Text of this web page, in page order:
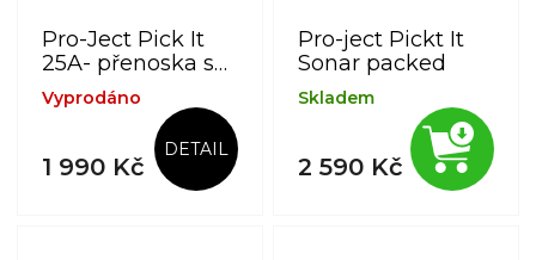
Pro-Ject Pick It
25A- přenoska se
stříbrným vinutím
cívky
Vyprodáno
1 990 Kč
DETAIL
Pro-ject Pickt It
Sonar packed
Skladem
2 590 Kč